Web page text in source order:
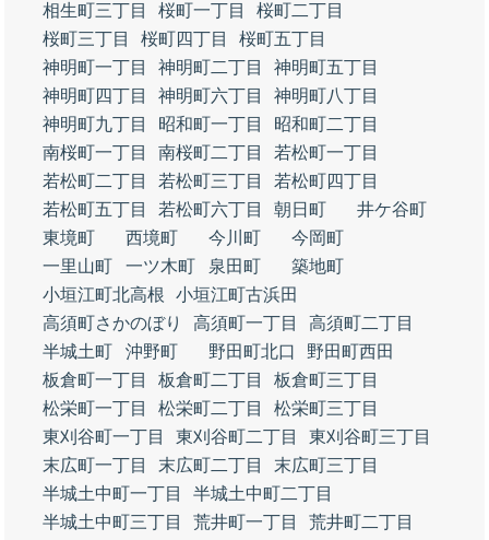
相生町三丁目
桜町一丁目
桜町二丁目
桜町三丁目
桜町四丁目
桜町五丁目
神明町一丁目
神明町二丁目
神明町五丁目
神明町四丁目
神明町六丁目
神明町八丁目
神明町九丁目
昭和町一丁目
昭和町二丁目
南桜町一丁目
南桜町二丁目
若松町一丁目
若松町二丁目
若松町三丁目
若松町四丁目
若松町五丁目
若松町六丁目 朝日町
井ケ谷町
東境町
西境町 今川町
今岡町
一里山町
一ツ木町 泉田町
築地町
小垣江町北高根
小垣江町古浜田
高須町さかのぼり
高須町一丁目
高須町二丁目
半城土町
沖野町 野田町北口
野田町西田
板倉町一丁目
板倉町二丁目
板倉町三丁目
松栄町一丁目
松栄町二丁目
松栄町三丁目
東刈谷町一丁目
東刈谷町二丁目
東刈谷町三丁目
末広町一丁目
末広町二丁目
末広町三丁目
半城土中町一丁目
半城土中町二丁目
半城土中町三丁目
荒井町一丁目
荒井町二丁目